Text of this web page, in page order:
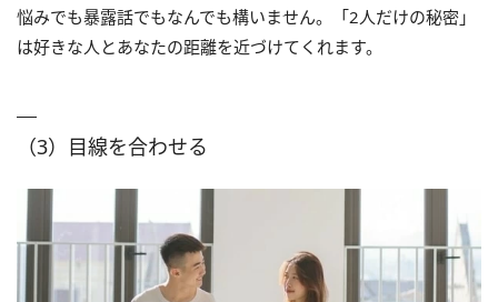
悩みでも暴露話でもなんでも構いません。「2人だけの秘密」
は好きな人とあなたの距離を近づけてくれます。
（3）目線を合わせる